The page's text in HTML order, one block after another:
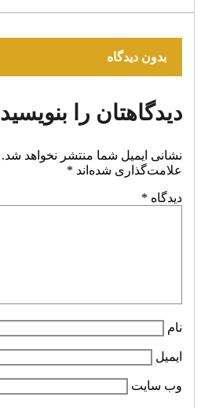
بدون دیدگاه
دیدگاهتان را بنویسید
نشانی ایمیل شما منتشر نخواهد شد.
علامت‌گذاری شده‌اند *
دیدگاه *
نام
ایمیل
وب‌ سایت